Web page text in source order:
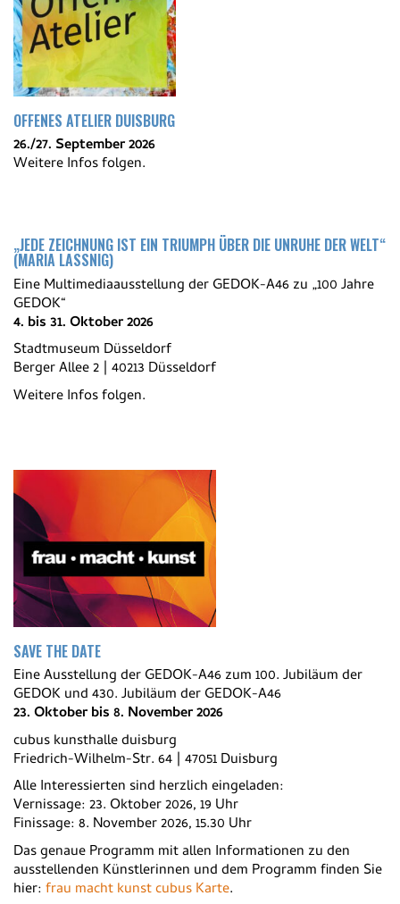
OFFENES ATELIER DUISBURG
26./27. September 2026
Weitere Infos folgen.
„JEDE ZEICHNUNG IST EIN TRIUMPH ÜBER DIE UNRUHE DER WELT“
(MARIA LASSNIG)
Eine Multimediaausstellung der GEDOK-A46 zu „100 Jahre
GEDOK“
4. bis 31. Oktober 2026
Stadtmuseum Düsseldorf
Berger Allee 2 | 40213 Düsseldorf
Weitere Infos folgen.
SAVE THE DATE
Eine Ausstellung der GEDOK-A46 zum 100. Jubiläum der
GEDOK und 430. Jubiläum der GEDOK-A46
23. Oktober bis 8. November 2026
cubus kunsthalle duisburg
Friedrich-Wilhelm-Str. 64 | 47051 Duisburg
Alle Interessierten sind herzlich eingeladen:
Vernissage: 23. Oktober 2026, 19 Uhr
Finissage: 8. November 2026, 15.30 Uhr
Das genaue Programm mit allen Informationen zu den
ausstellenden Künstlerinnen und dem Programm finden Sie
hier:frau macht kunst cubus Karte.